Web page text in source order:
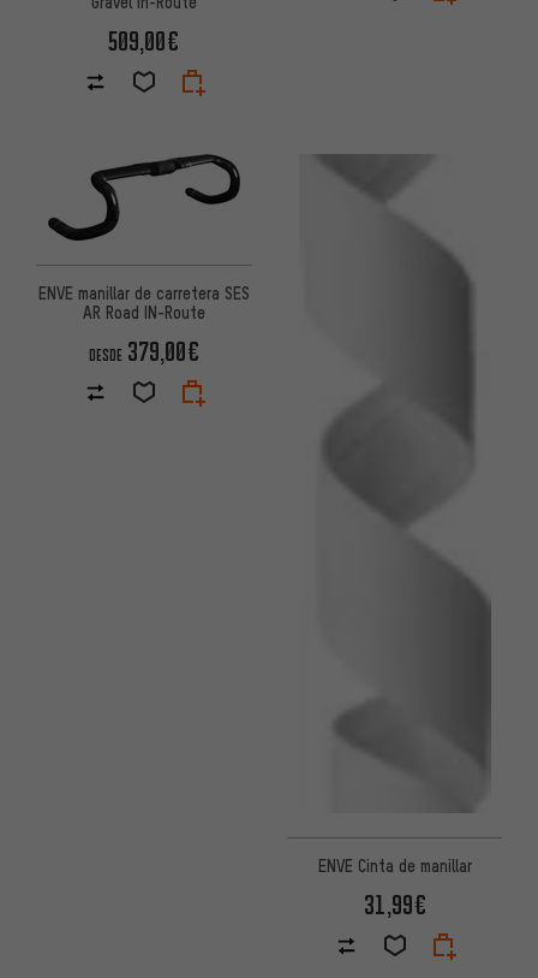
509,00€
ENVE manillar de carretera SES
AR Road IN-Route
DESDE 379,00€
ENVE Cinta de manillar
31,99€